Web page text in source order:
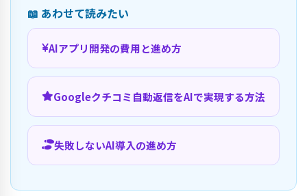
📖 あわせて読みたい
AIアプリ開発の費用と進め方
Googleクチコミ自動返信をAIで実現する方法
失敗しないAI導入の進め方